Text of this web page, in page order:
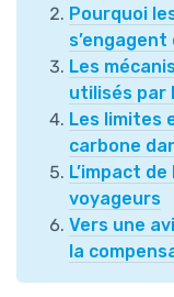
Pourquoi
Les
utilisés par
Les limites
carbone
L’impact
voyageurs
Vers une
la